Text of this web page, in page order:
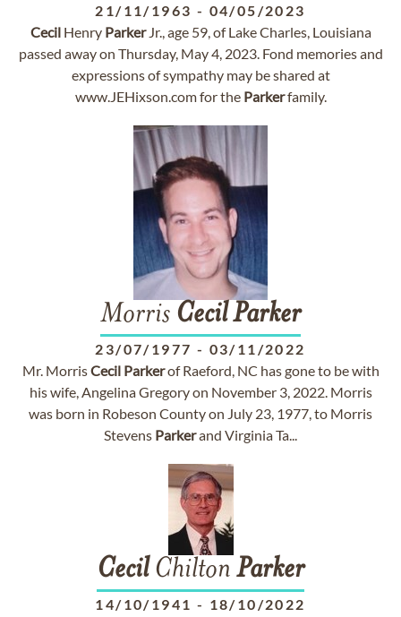
21/11/1963 - 04/05/2023
CecilHenry ParkerJr., age 59, of Lake Charles, Louisiana
passed away on Thursday, May 4, 2023. Fond memories and
expressions of sympathy may be shared at
www.JEHixson.com for the Parkerfamily.
Morris CecilParker
23/07/1977 - 03/11/2022
Mr. MorrisCecil Parkerof Raeford, NC has gone to be with
his wife, Angelina Gregory on November 3, 2022. Morris
was born in Robeson County on July 23, 1977, to Morris
Stevens Parkerand Virginia Ta...
CecilChilton Parker
14/10/1941 - 18/10/2022